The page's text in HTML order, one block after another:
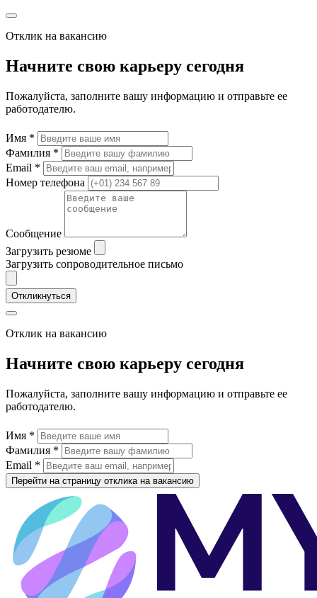
Отклик на вакансию
Начните свою карьеру сегодня
Пожалуйста, заполните вашу информацию и отправьте ее
работодателю.
Имя *
Фамилия *
Email *
Номер телефона
Сообщение
Загрузить резюме
Загрузить сопроводительное письмо
Откликнуться
Отклик на вакансию
Начните свою карьеру сегодня
Пожалуйста, заполните вашу информацию и отправьте ее
работодателю.
Имя *
Фамилия *
Email *
Перейти на страницу отклика на вакансию